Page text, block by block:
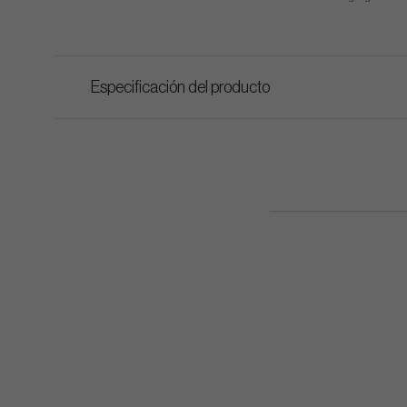
Especificación del producto